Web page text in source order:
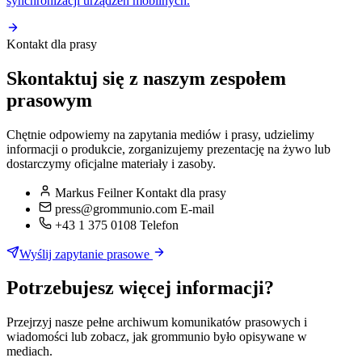
Kontakt dla prasy
Skontaktuj się z naszym zespołem
prasowym
Chętnie odpowiemy na zapytania mediów i prasy, udzielimy
informacji o produkcie, zorganizujemy prezentację na żywo lub
dostarczymy oficjalne materiały i zasoby.
Markus Feilner Kontakt dla prasy
press@grommunio.com E-mail
+43 1 375 0108 Telefon
Wyślij zapytanie prasowe
Potrzebujesz więcej informacji?
Przejrzyj nasze pełne archiwum komunikatów prasowych i
wiadomości lub zobacz, jak grommunio było opisywane w
mediach.